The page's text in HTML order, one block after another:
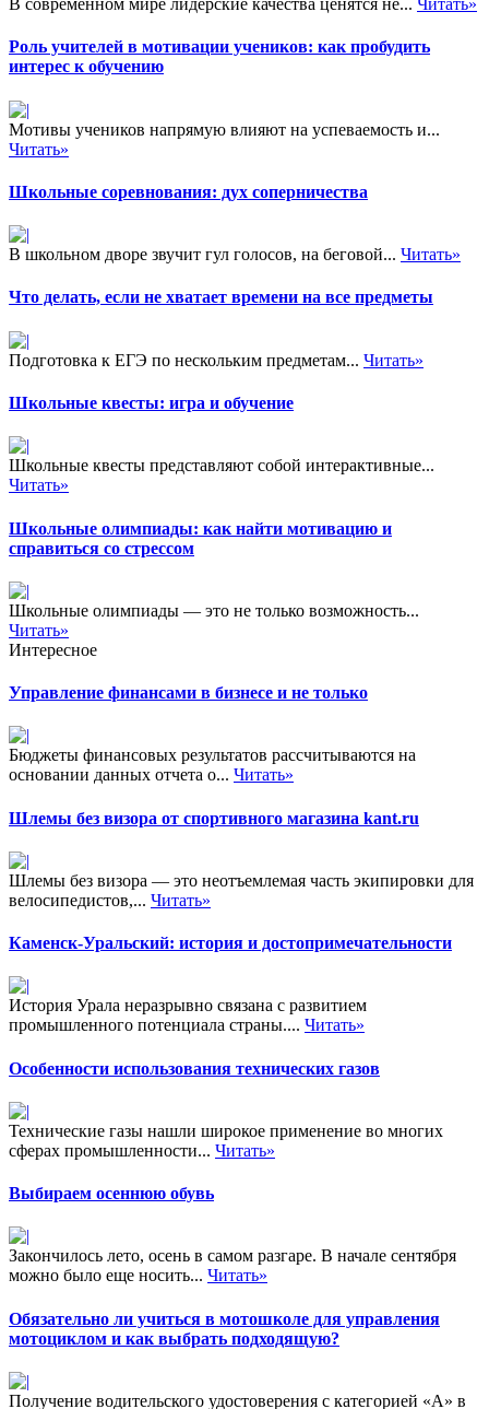
В современном мире лидерские качества ценятся не... Читать»
Роль учителей в мотивации учеников: как пробудить
интерес к обучению
Мотивы учеников напрямую влияют на успеваемость и...
Читать»
Школьные соревнования: дух соперничества
В школьном дворе звучит гул голосов, на беговой... Читать»
Что делать, если не хватает времени на все предметы
Подготовка к ЕГЭ по нескольким предметам... Читать»
Школьные квесты: игра и обучение
Школьные квесты представляют собой интерактивные...
Читать»
Школьные олимпиады: как найти мотивацию и
справиться со стрессом
Школьные олимпиады — это не только возможность...
Читать»
Интересное
Управление финансами в бизнесе и не только
Бюджеты финансовых результатов рассчитываются на
основании данных отчета о... Читать»
Шлемы без визора от спортивного магазина kant.ru
Шлемы без визора — это неотъемлемая часть экипировки для
велосипедистов,... Читать»
Каменск-Уральский: история и достопримечательности
История Урала неразрывно связана с развитием
промышленного потенциала страны.... Читать»
Особенности использования технических газов
Технические газы нашли широкое применение во многих
сферах промышленности... Читать»
Выбираем осеннюю обувь
Закончилось лето, осень в самом разгаре. В начале сентября
можно было еще носить... Читать»
Обязательно ли учиться в мотошколе для управления
мотоциклом и как выбрать подходящую?
Получение водительского удостоверения с категорией «А» в